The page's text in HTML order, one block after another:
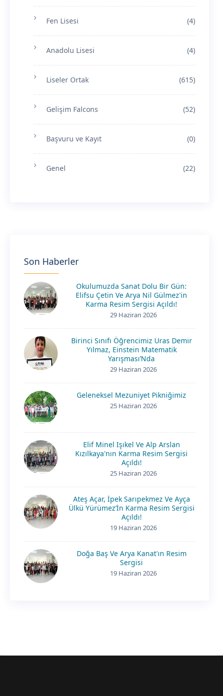
Fen Lisesi (4)
Anadolu Lisesi (4)
Liseler Ortak (615)
Gelişim Falcons (52)
Başvuru ve Kayıt (0)
Genel (22)
Son Haberler
Okulumuzda Sanat Dolu Bir Gün:
Elifsu Çetin Ve Arya Nil Gülmez'in
Karma Resim Sergisi Açıldı!
29 Haziran 2026
Birinci Sınıfı Öğrencimiz Uras Demir
Yılmaz, Einstein Matematik
Yarışması’Nda
29 Haziran 2026
Geleneksel Mezuniyet Pikniğimiz
25 Haziran 2026
Elif Minel Işıkel Ve Alp Arslan
Kızılkaya'nın Karma Resim Sergisi
Açıldı!
25 Haziran 2026
Ateş Açar, İpek Sarıpekmez Ve Ayça
Ülkü Yürümez’İn Karma Resim Sergisi
Açıldı!
19 Haziran 2026
Doğa Baş Ve Arya Kanat'ın Resim
Sergisi
19 Haziran 2026